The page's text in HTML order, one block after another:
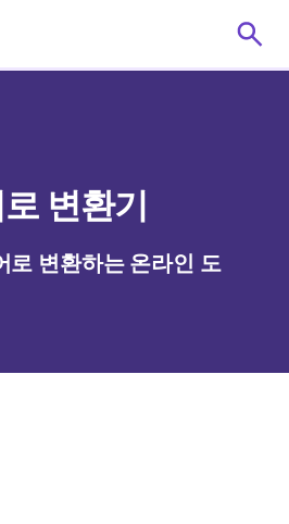
변환기
로 변환하는 온라인 도